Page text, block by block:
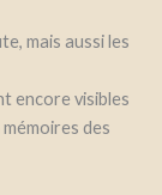
mais aussi les
encore visibles
des